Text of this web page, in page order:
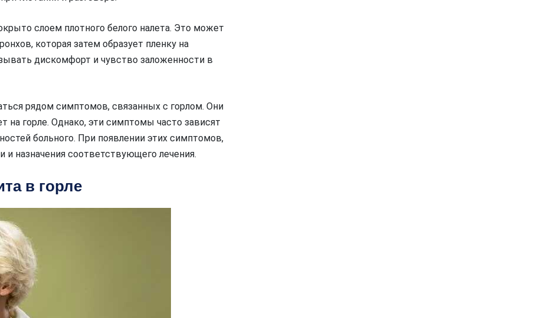
слоем плотного белого налета. Это может
которая затем образует пленку на
дискомфорт и чувство заложенности в
рядом симптомов, связанных с горлом. Они
на горле. Однако, эти симптомы часто зависят
больного. При появлении этих симптомов,
и назначения соответствующего лечения.
в горле